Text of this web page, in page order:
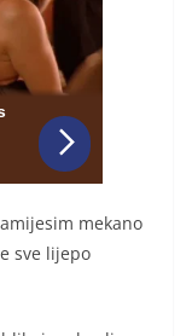
mekano
sve lijepo